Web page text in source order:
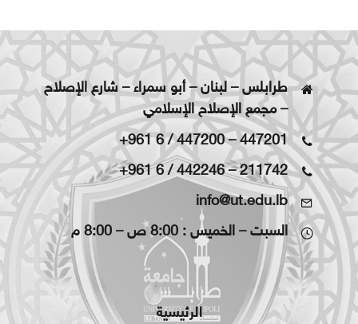
طرابلس – لبنان – أبو سمراء – شارع الإصلاح
– مجمع الإصلاح الإسلامي
+961 6 / 447200–447201
+961 6 / 442246–211742
info@ut.edu.lb
السبت – الخميس : 8:00 ص – 8:00 م
الرئيسية